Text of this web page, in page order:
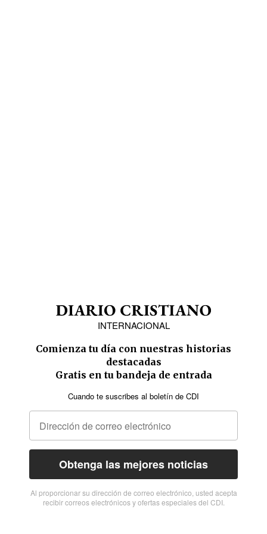
INTERNACIONAL
Comienza tu día con nuestras historias
destacadas
Gratis en tu bandeja de entrada
Cuando te suscribes al boletín de CDI
Obtenga las mejores noticias
Al proporcionar su dirección de correo electrónico, usted acepta
recibir correos electrónicos y ofertas especiales del CDI.